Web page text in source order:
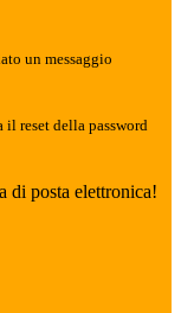
un messaggio
il reset della password
di posta elettronica!